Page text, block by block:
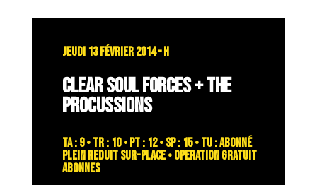
JEUDI 13 FÉVRIER 2014 – H
CLEAR SOUL FORCES + THE
PROCUSSIONS
TA : 9 • TR : 10 • PT : 12 • SP : 15 • TU : abonné
plein reduit sur-place • OPERATION GRATUIT
ABONNES